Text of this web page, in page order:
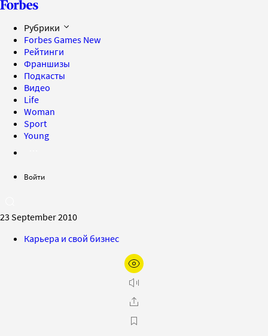
Рубрики
Forbes Games New
Рейтинги
Франшизы
Подкасты
Видео
Life
Woman
Sport
Young
Войти
23 September 2010
Карьера и свой бизнес